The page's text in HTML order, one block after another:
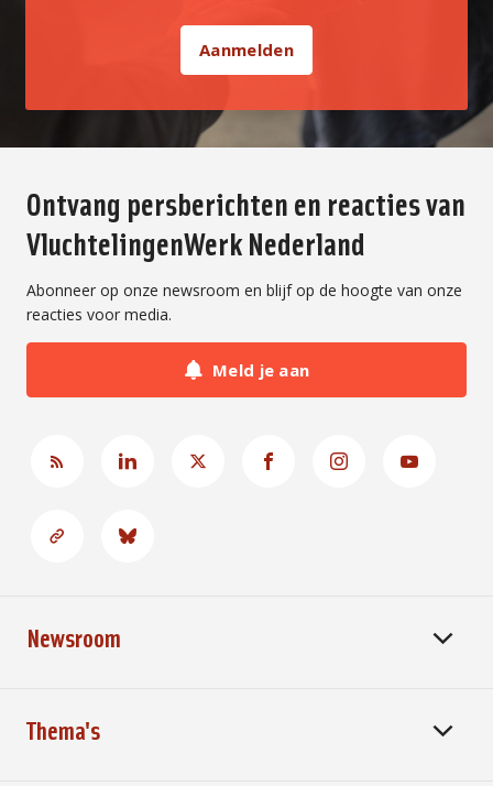
Aanmelden
Ontvang persberichten en reacties van
VluchtelingenWerk Nederland
Abonneer op onze newsroom en blijf op de hoogte van onze
reacties voor media.
Meld je aan
Newsroom
Thema's